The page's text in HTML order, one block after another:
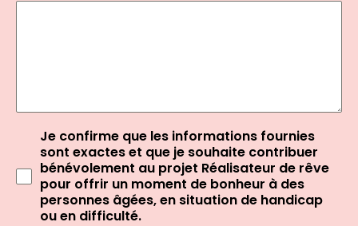
Je confirme que les informations fournies
sont exactes et que je souhaite contribuer
bénévolement au projet Réalisateur de rêve
pour offrir un moment de bonheur à des
personnes âgées, en situation de handicap
ou en difficulté.